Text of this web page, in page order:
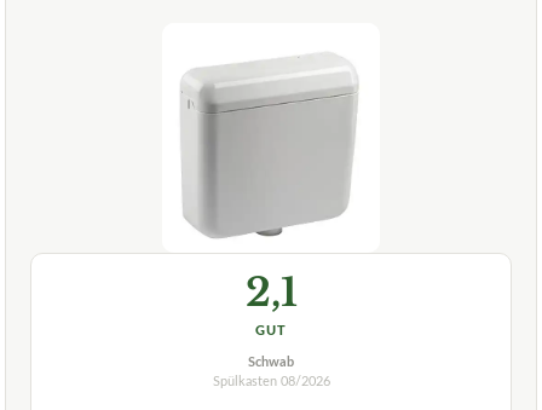
2,1
GUT
Schwab
Spülkasten 08/2026